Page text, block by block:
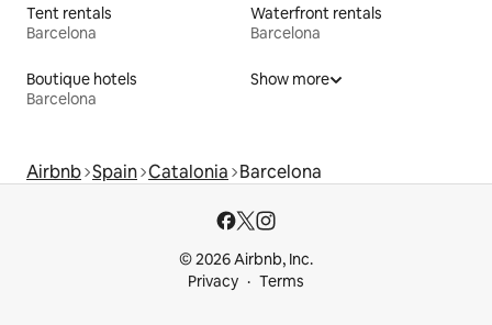
Tent rentals
Barcelona
Waterfront rentals
Barcelona
Boutique hotels
Barcelona
Show more
Airbnb Spain Catalonia Barcelona
© 2026 Airbnb, Inc.
Privacy
Terms